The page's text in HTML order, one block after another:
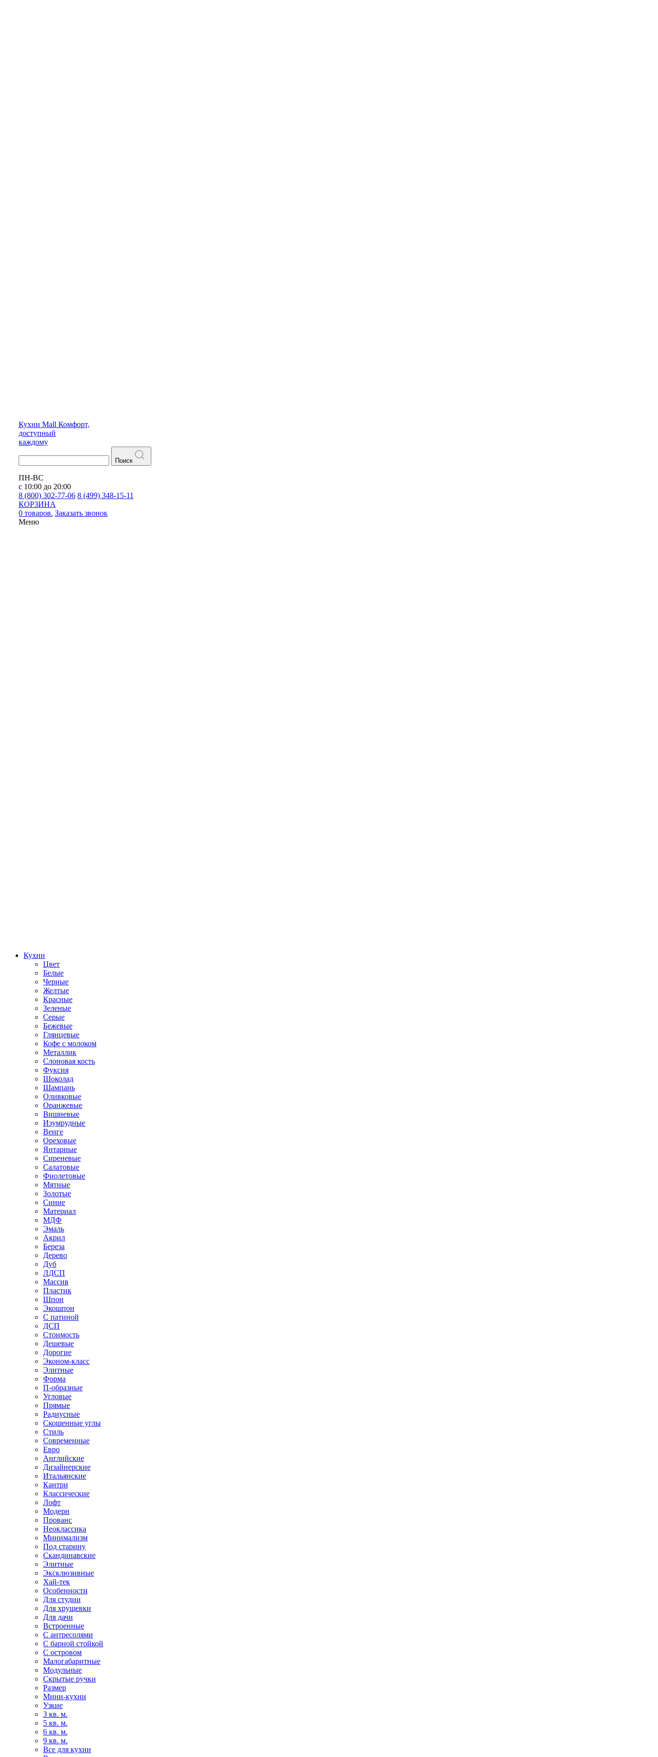
Кухни Mall Комфорт,
доступный
каждому
Поиск
ПН-ВС
с 10:00 до 20:00
8 (800) 302-77-06 8 (499) 348-15-11
КОРЗИНА
0 товаров. Заказать звонок
Меню
Кухни
Цвет
Белые
Черные
Желтые
Красные
Зеленые
Серые
Бежевые
Глянцевые
Кофе с молоком
Металлик
Слоновая кость
Фуксия
Шоколад
Шампань
Оливковые
Оранжевые
Вишневые
Изумрудные
Венге
Ореховые
Янтарные
Сиреневые
Салатовые
Фиолетовые
Мятные
Золотые
Синие
Материал
МДФ
Эмаль
Акрил
Береза
Дерево
Дуб
ЛДСП
Массив
Пластик
Шпон
Экошпон
С патиной
ДСП
Стоимость
Дешевые
Дорогие
Эконом-класс
Элитные
Форма
П-образные
Угловые
Прямые
Радиусные
Скошенные углы
Стиль
Современные
Евро
Английские
Дизайнерские
Итальянские
Кантри
Классические
Лофт
Модерн
Прованс
Неоклассика
Минимализм
Под старину
Скандинавские
Элитные
Эксклюзивные
Хай-тек
Особенности
Для студии
Для хрущевки
Для дачи
Встроенные
С антресолями
С барной стойкой
С островом
Малогабаритные
Модульные
Скрытые ручки
Размер
Мини-кухни
Узкие
3 кв. м.
5 кв. м.
6 кв. м.
9 кв. м.
Все для кухни